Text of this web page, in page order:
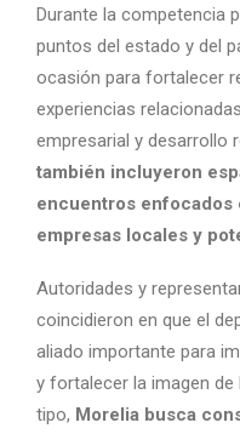
Durante la competencia
puntos del estado y del
ocasión para fortalecer
experiencias
empresarial y desarrollo
también incluyeron
encuentros enfocados
empresas locales y
Autoridades y
coincidieron en que el
aliado importante para
y fortalecer la imagen
tipo, Morelia busca